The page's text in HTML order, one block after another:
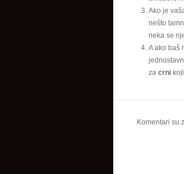
Ako je
nešto
neka se
A ako baš
za crni
Komentari su